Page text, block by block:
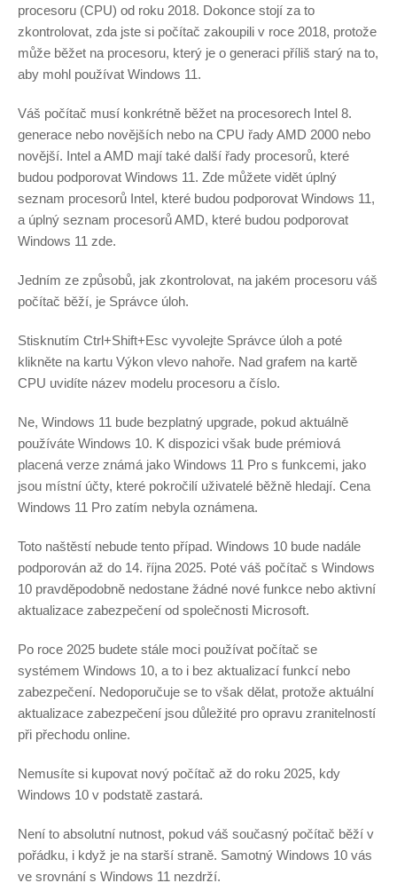
procesoru (CPU) od roku 2018. Dokonce stojí za to
zkontrolovat, zda jste si počítač zakoupili v roce 2018, protože
může běžet na procesoru, který je o generaci příliš starý na to,
aby mohl používat Windows 11.
Váš počítač musí konkrétně běžet na procesorech Intel 8.
generace nebo novějších nebo na CPU řady AMD 2000 nebo
novější. Intel a AMD mají také další řady procesorů, které
budou podporovat Windows 11. Zde můžete vidět úplný
seznam procesorů Intel, které budou podporovat Windows 11,
a úplný seznam procesorů AMD, které budou podporovat
Windows 11 zde.
Jedním ze způsobů, jak zkontrolovat, na jakém procesoru váš
počítač běží, je Správce úloh.
Stisknutím Ctrl+Shift+Esc vyvolejte Správce úloh a poté
klikněte na kartu Výkon vlevo nahoře. Nad grafem na kartě
CPU uvidíte název modelu procesoru a číslo.
Ne, Windows 11 bude bezplatný upgrade, pokud aktuálně
používáte Windows 10. K dispozici však bude prémiová
placená verze známá jako Windows 11 Pro s funkcemi, jako
jsou místní účty, které pokročilí uživatelé běžně hledají. Cena
Windows 11 Pro zatím nebyla oznámena.
Toto naštěstí nebude tento případ. Windows 10 bude nadále
podporován až do 14. října 2025. Poté váš počítač s Windows
10 pravděpodobně nedostane žádné nové funkce nebo aktivní
aktualizace zabezpečení od společnosti Microsoft.
Po roce 2025 budete stále moci používat počítač se
systémem Windows 10, a to i bez aktualizací funkcí nebo
zabezpečení. Nedoporučuje se to však dělat, protože aktuální
aktualizace zabezpečení jsou důležité pro opravu zranitelností
při přechodu online.
Nemusíte si kupovat nový počítač až do roku 2025, kdy
Windows 10 v podstatě zastará.
Není to absolutní nutnost, pokud váš současný počítač běží v
pořádku, i když je na starší straně. Samotný Windows 10 vás
ve srovnání s Windows 11 nezdrží.